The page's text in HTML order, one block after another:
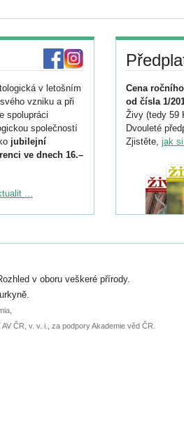
v letošním
vzniku a při
spolupráci
společností
jubilejní
ve dnech 16.–
konferenci
do 6. září.
nebo
...
Cena
od čísla 1/
Živy (tedy 59
Dvouleté
Zjistěte, jak
v oboru veškeré přírody.
ČR, v. v. i., za podpory Akademie věd ČR.